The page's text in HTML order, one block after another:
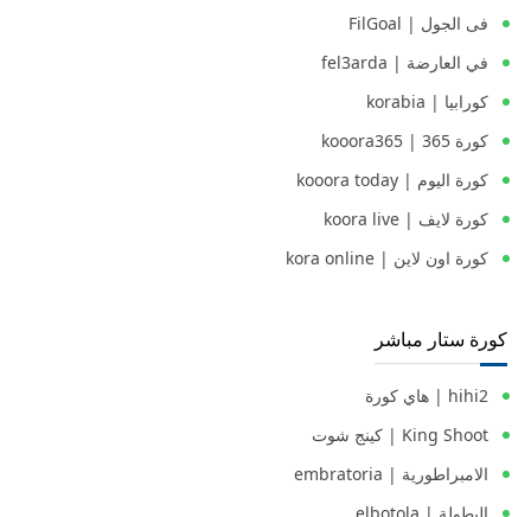
فى الجول | FilGoal
في العارضة | fel3arda
كورابيا | korabia
كورة 365 | kooora365
كورة اليوم | kooora today
كورة لايف | koora live
كورة اون لاين | kora online
كورة ستار مباشر
hihi2 | هاي كورة
King Shoot | كينج شوت
الامبراطورية | embratoria